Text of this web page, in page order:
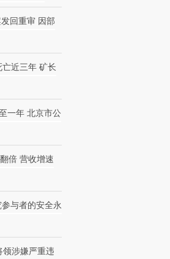
回重审 因部
近三年 矿长
一年 北京市公
倍 营收增速
与者的安全永
涉嫌严重违